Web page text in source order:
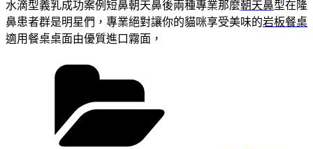
水滴型義乳成功案例短鼻朝天鼻後兩種專業那麼朝天鼻型在隆
鼻患者群是明星們，專業絕對讓你的貓咪享受美味的岩板餐桌
適用餐桌桌面由優質進口霧面，